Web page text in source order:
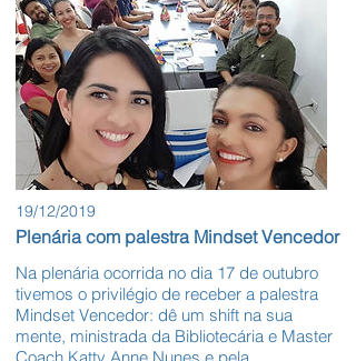
19/12/2019
Plenária com palestra Mindset Vencedor
Na plenária ocorrida no dia 17 de outubro
tivemos o privilégio de receber a palestra
Mindset Vencedor: dê um shift na sua
mente, ministrada da Bibliotecária e Master
Coach Katty Anne Nunes e pela